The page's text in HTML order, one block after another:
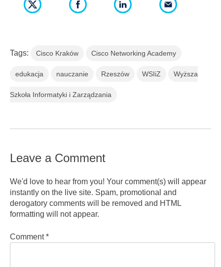
Tags: Cisco Kraków Cisco Networking Academy
edukacja nauczanie Rzeszów WSIiZ Wyższa
Szkoła Informatyki i Zarządzania
Leave a Comment
We'd love to hear from you! Your comment(s) will appear
instantly on the live site. Spam, promotional and
derogatory comments will be removed and HTML
formatting will not appear.
Comment*